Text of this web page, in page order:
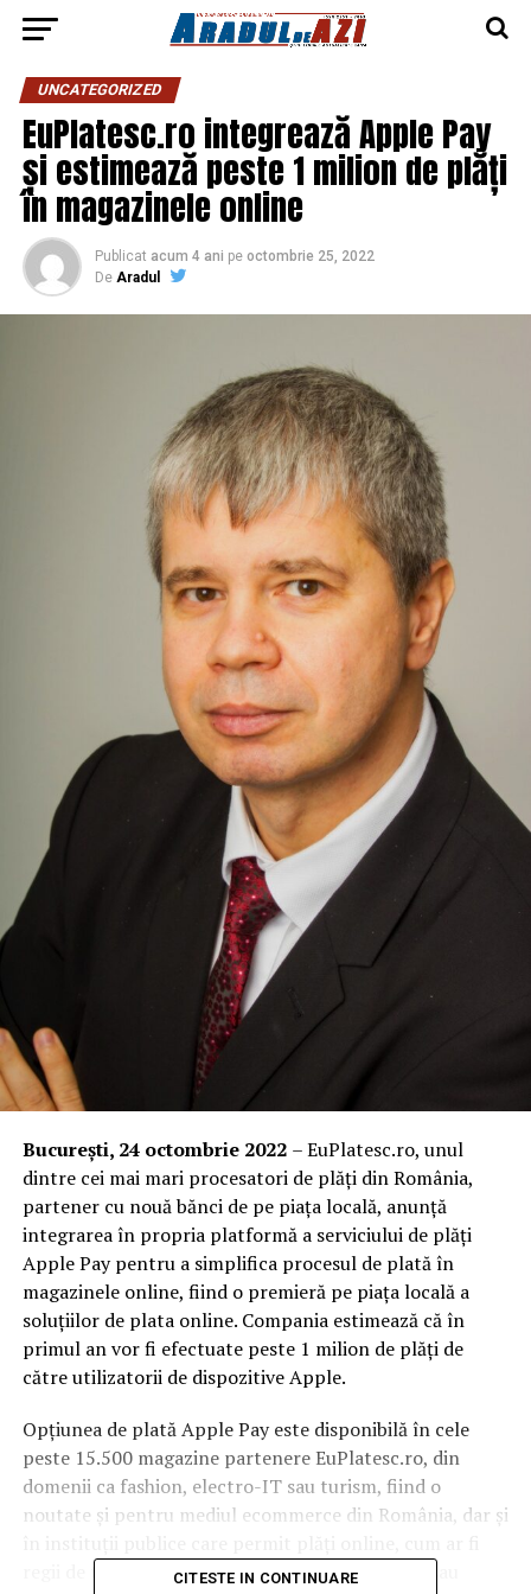
UNCATEGORIZED
EuPlatesc.ro integrează Apple Pay
și estimează peste 1 milion de plăți
în magazinele online
Publicat acum 4 ani pe octombrie 25, 2022
De Aradul
București, 24 octombrie 2022 – EuPlatesc.ro, unul
dintre cei mai mari procesatori de plăți din România,
partener cu nouă bănci de pe piața locală, anunță
integrarea în propria platformă a serviciului de plăți
Apple Pay pentru a simplifica procesul de plată în
magazinele online, fiind o premieră pe piața locală a
soluțiilor de plata online. Compania estimează că în
primul an vor fi efectuate peste 1 milion de plăți de
către utilizatorii de dispozitive Apple.
Opțiunea de plată Apple Pay este disponibilă în cele
peste 15.500 magazine partenere EuPlatesc.ro, din
domenii ca fashion, electro-IT sau turism, fiind o
noutate și pentru mediul ecommerce din România, dar și
regii de transport, primării, universități, muzee sau
CITESTE IN CONTINUARE